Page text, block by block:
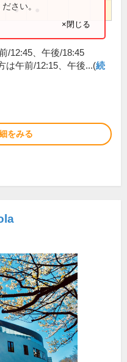
●
さい。
×閉じる
/12:45、午後/18:45
は午前/12:15、午後...(続
をみる